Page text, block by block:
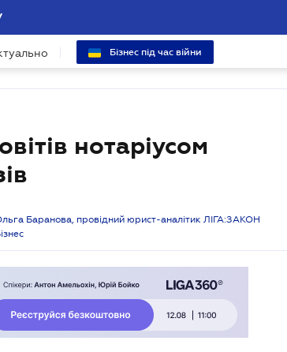
Бізнес під час війни
нотаріусом
Баранова, провідний юрист-аналітик ЛІГА:ЗАКОН